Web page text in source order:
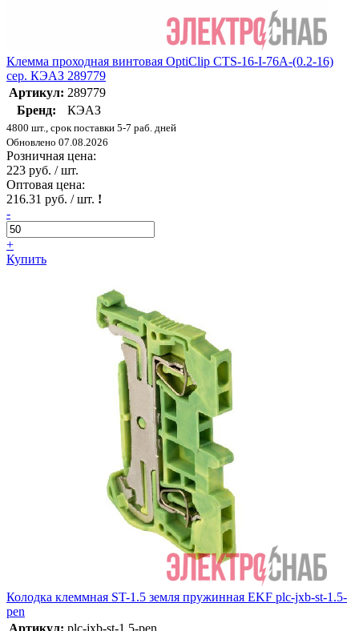
Клемма проходная винтовая OptiClip CTS-16-I-76A-(0.2-16)
сер. КЭАЗ 289779
Артикул: 289779
Бренд:
КЭАЗ
4800 шт., срок поставки 5-7 раб. дней
Обновлено 07.08.2026
Розничная цена:
223 руб. / шт.
Оптовая цена:
216.31 руб. / шт. !
-
+
Купить
Колодка клеммная ST-1.5 земля пружинная EKF plc-jxb-st-1.5-
pen
Артикул: plc-jxb-st-1.5-pen